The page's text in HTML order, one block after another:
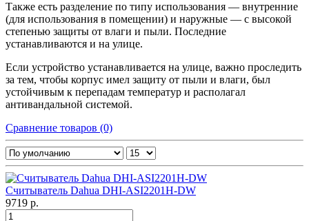
Также есть разделение по типу использования — внутренние
(для использования в помещении) и наружные — с высокой
степенью защиты от влаги и пыли. Последние
устанавливаются и на улице.
Если устройство устанавливается на улице, важно проследить
за тем, чтобы корпус имел защиту от пыли и влаги, был
устойчивым к перепадам температур и располагал
антивандальной системой.
Сравнение товаров (0)
Считыватель Dahua DHI-ASI2201H-DW
9719 р.